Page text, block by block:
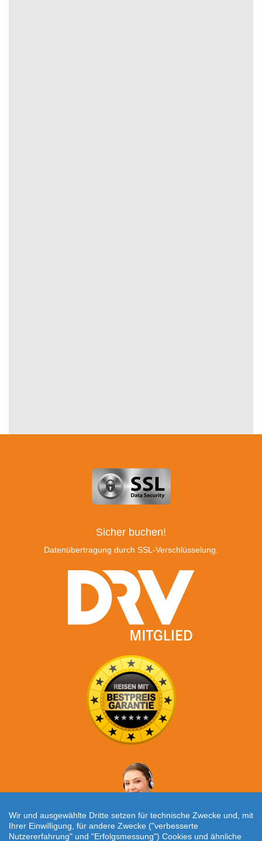
Sicher buchen!
Datenübertragung durch SSL-Verschlüsselung.
Wir und ausgewählte Dritte setzen für technische Zwecke und, mit
Ihrer Einwilligung, für andere Zwecke ("verbesserte
Nutzererfahrung" und "Erfolgsmessung") Cookies und ähnliche